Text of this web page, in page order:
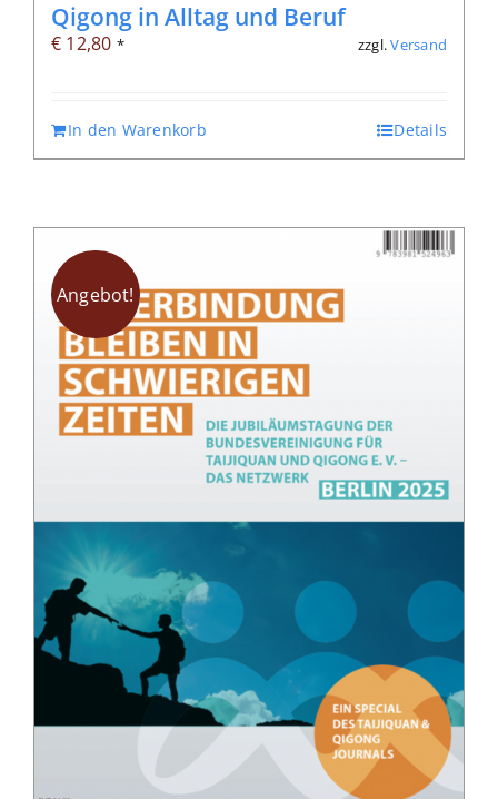
Qigong in Alltag und Beruf
€ 12,80 * zzgl.Versand
In den Warenkorb Details
Angebot!